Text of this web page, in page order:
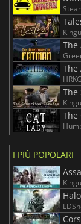
The
The
The
The
I PIÙ POPOLARI